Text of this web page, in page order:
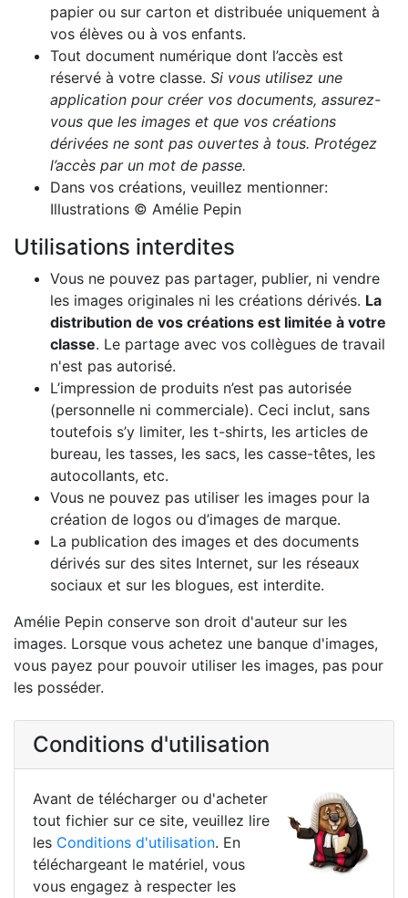
papier ou sur carton et distribuée uniquement à
vos élèves ou à vos enfants.
Tout document numérique dont l’accès est
réservé à votre classe. Si vous utilisez une
application pour créer vos documents, assurez-
vous que les images et que vos créations
dérivées ne sont pas ouvertes à tous. Protégez
l’accès par un mot de passe.
Dans vos créations, veuillez mentionner:
Illustrations © Amélie Pepin
Utilisations interdites
Vous ne pouvez pas partager, publier, ni vendre
les images originales ni les créations dérivés. La
distribution de vos créations est limitée à votre
classe. Le partage avec vos collègues de travail
n'est pas autorisé.
L’impression de produits n’est pas autorisée
(personnelle ni commerciale). Ceci inclut, sans
toutefois s’y limiter, les t-shirts, les articles de
bureau, les tasses, les sacs, les casse-têtes, les
autocollants, etc.
Vous ne pouvez pas utiliser les images pour la
création de logos ou d’images de marque.
La publication des images et des documents
dérivés sur des sites Internet, sur les réseaux
sociaux et sur les blogues, est interdite.
Amélie Pepin conserve son droit d'auteur sur les
images. Lorsque vous achetez une banque d'images,
vous payez pour pouvoir utiliser les images, pas pour
les posséder.
Conditions d'utilisation
Avant de télécharger ou d'acheter
tout fichier sur ce site, veuillez lire
les Conditions d'utilisation. En
téléchargeant le matériel, vous
vous engagez à respecter les